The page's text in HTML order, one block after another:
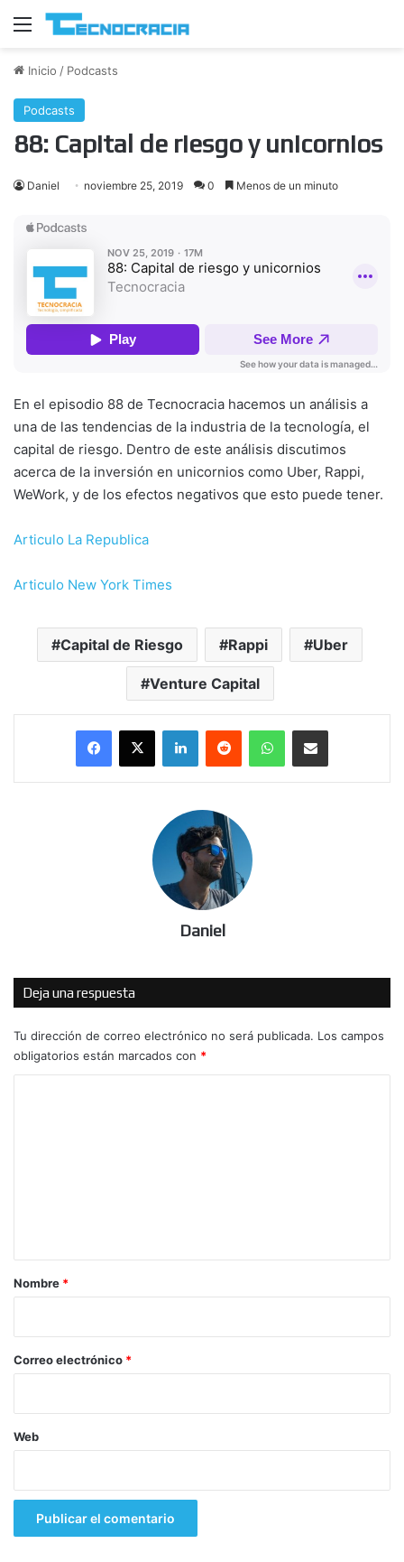
Menú
Inicio / Podcasts
Podcasts
88: Capital de riesgo y unicornios
Daniel noviembre 25, 2019 0 Menos de un minuto
En el episodio 88 de Tecnocracia hacemos un análisis a
una de las tendencias de la industria de la tecnología, el
capital de riesgo. Dentro de este análisis discutimos
acerca de la inversión en unicornios como Uber, Rappi,
WeWork, y de los efectos negativos que esto puede tener.
Articulo La Republica
Articulo New York Times
Capital de Riesgo Rappi Uber
Venture Capital
LinkedInReddit WhatsAppCompartir por correo electrónico
Daniel
Deja una respuesta
Tu dirección de correo electrónico no será publicada. Los campos
obligatorios están marcados con *
r
*
Nombre *
Correo electrónico *
Web